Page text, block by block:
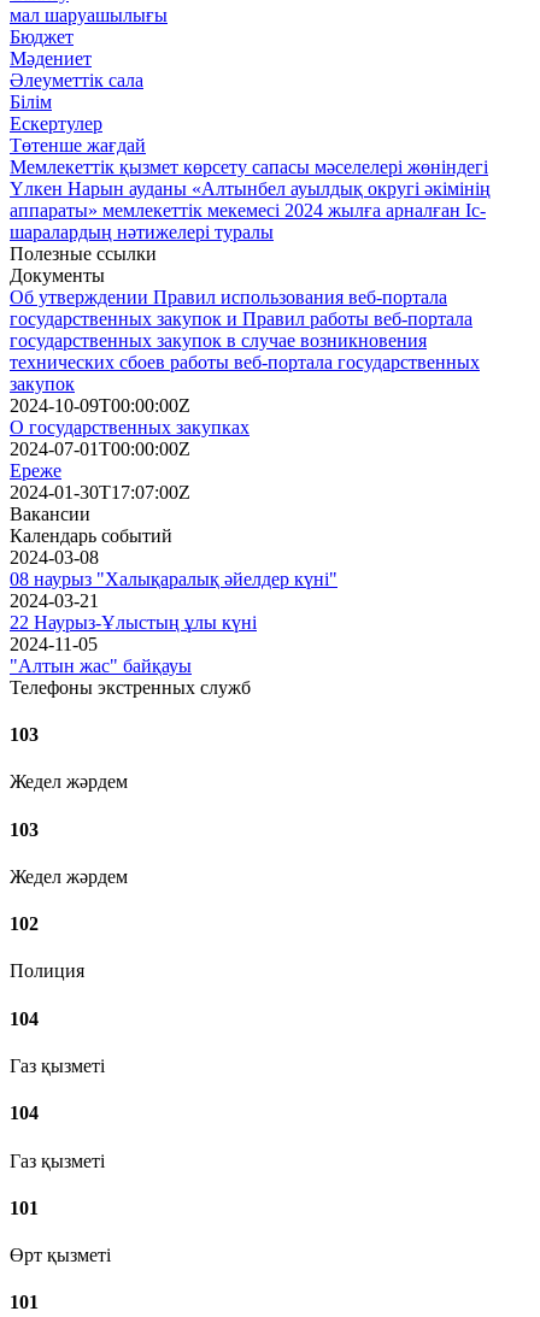
мал шаруашылығы
Бюджет
Мәдениет
Әлеуметтік сала
Білім
Ескертулер
Төтенше жағдай
Мемлекеттік қызмет көрсету сапасы мәселелері жөніндегі
Үлкен Нарын ауданы «Алтынбел ауылдық округі әкімінің
аппараты» мемлекеттік мекемесі 2024 жылға арналған Іс-
шаралардың нәтижелері туралы
Полезные ссылки
Документы
Об утверждении Правил использования веб-портала
государственных закупок и Правил работы веб-портала
государственных закупок в случае возникновения
технических сбоев работы веб-портала государственных
закупок
2024-10-09T00:00:00Z
О государственных закупках
2024-07-01T00:00:00Z
Ереже
2024-01-30T17:07:00Z
Вакансии
Календарь событий
2024-03-08
08 наурыз "Халықаралық әйелдер күні"
2024-03-21
22 Наурыз-Ұлыстың ұлы күні
2024-11-05
"Алтын жас" байқауы
Телефоны экстренных служб
103
Жедел жәрдем
103
Жедел жәрдем
102
Полиция
104
Газ қызметі
104
Газ қызметі
101
Өрт қызметі
101